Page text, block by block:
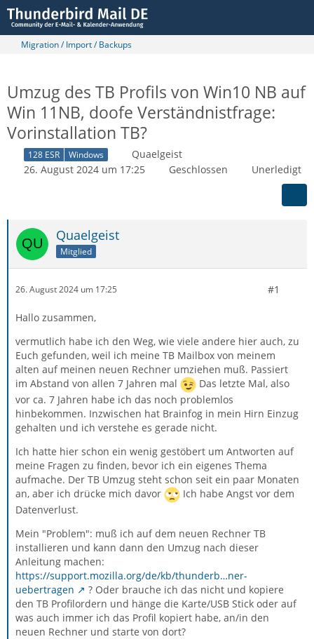
Migration / Import / Backups
Umzug des TB Profils von Win10 NB auf
Win 11NB, doofe Verständnistfrage:
Vorinstallation TB?
128 ESR Windows
Quaelgeist
26. August 2024 um 17:25
Geschlossen Unerledigt
Quaelgeist
Mitglied
26. August 2024 um 17:25 #1
Hallo zusammen,
vermutlich habe ich den Weg, wie viele andere hier auch, zu
Euch gefunden, weil ich meine TB Mailbox von meinem
alten auf meinen neuen Rechner umziehen muß. Passiert
im Abstand von allen 7 Jahren mal
Das letzte Mal, also
vor ca. 7 Jahren habe ich das noch problemlos
hinbekommen. Inzwischen hat Brainfog in mein Hirn Einzug
gehalten und ich verstehe es gerade nicht.
Ich hatte hier schon ein wenig gestöbert um Antworten auf
meine Fragen zu finden, bevor ich ein eigenes Thema
aufmache. Der TB Umzug steht schon seit ein paar Monaten
an, aber ich drücke mich davor
Ich habe Angst vor dem
Datenverlust.
Mein "Problem": muß ich auf dem neuen Rechner TB
installieren und kann dann den Umzug nach dieser
Anleitung machen:
https://support.mozilla.org/de/kb/thunderb…ner-
uebertragen
? Oder brauche ich das nicht und kopiere
den TB Profilordern und hänge die Karte/USB Stick oder auf
was auch immer ich das Profil kopiert habe, an/in den
neuen Rechner und starte von dort?